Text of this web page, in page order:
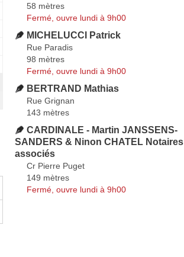
58 mètres
Fermé, ouvre lundi à 9h00
MICHELUCCI Patrick
Rue Paradis
98 mètres
Fermé, ouvre lundi à 9h00
BERTRAND Mathias
Rue Grignan
143 mètres
CARDINALE - Martin JANSSENS-
SANDERS & Ninon CHATEL Notaires
associés
Cr Pierre Puget
149 mètres
Fermé, ouvre lundi à 9h00